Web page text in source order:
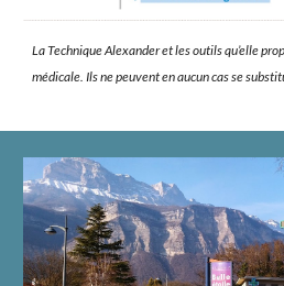
La Technique Alexander et les outils qu’elle
médicale. Ils ne peuvent en aucun cas se